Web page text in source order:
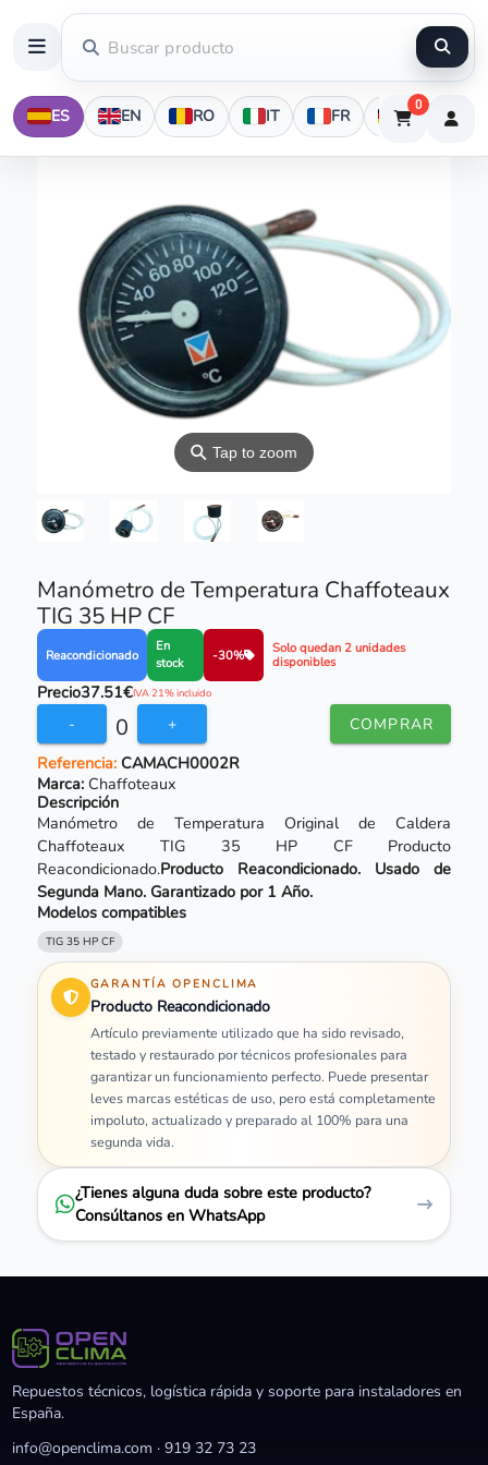
ES EN RO IT FR DE
0
⚲Tap to zoom
Manómetro de Temperatura Chaffoteaux
TIG 35 HP CF
Reacondicionado
En
stock
-30%
Solo quedan 2 unidades
disponibles
Precio37.51€IVA 21% incluido
- 0 + COMPRAR
Referencia:CAMACH0002R
Marca: Chaffoteaux
Descripción
Manómetro de Temperatura Original de Caldera
Chaffoteaux TIG 35 HP CF Producto
Reacondicionado.Producto Reacondicionado. Usado de
Segunda Mano. Garantizado por 1 Año.
Modelos compatibles
TIG 35 HP CF
GARANTÍA OPENCLIMA
Producto Reacondicionado
Artículo previamente utilizado que ha sido revisado,
testado y restaurado por técnicos profesionales para
garantizar un funcionamiento perfecto. Puede presentar
leves marcas estéticas de uso, pero está completamente
impoluto, actualizado y preparado al 100% para una
segunda vida.
¿Tienes alguna duda sobre este producto?
Consúltanos en WhatsApp
Repuestos técnicos, logística rápida y soporte para instaladores en
España.
info@openclima.com ·919 32 73 23